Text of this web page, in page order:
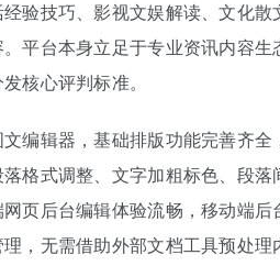
验技巧、影视文娱解读、文化
平台本身立足于专业资讯内容
核心评判标准。
编辑器，基础排版功能完善齐
格式调整、文字加粗标色、段
页后台编辑体验流畅，移动端
，无需借助外部文档工具预处